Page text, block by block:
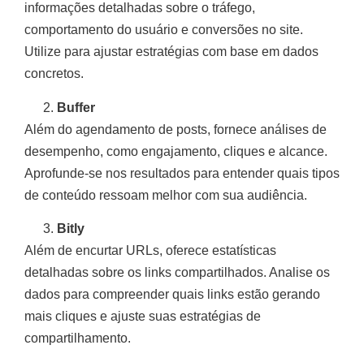
informações detalhadas sobre o tráfego,
comportamento do usuário e conversões no site.
Utilize para ajustar estratégias com base em dados
concretos.
Buffer
Além do agendamento de posts, fornece análises de
desempenho, como engajamento, cliques e alcance.
Aprofunde-se nos resultados para entender quais tipos
de conteúdo ressoam melhor com sua audiência.
Bitly
Além de encurtar URLs, oferece estatísticas
detalhadas sobre os links compartilhados. Analise os
dados para compreender quais links estão gerando
mais cliques e ajuste suas estratégias de
compartilhamento.